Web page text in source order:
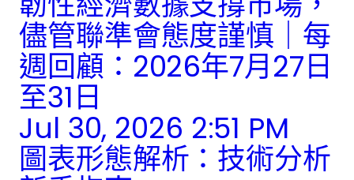
儘管聯準會態度謹慎｜每
週回顧：2026年7月27日
至31日
Jul 30, 2026 2:51 PM
圖表形態解析：技術分析